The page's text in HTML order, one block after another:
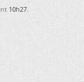
10h27.